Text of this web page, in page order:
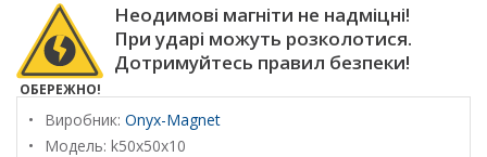
ОБЕРЕЖНО!
Неодимові магніти не надміцні!
При ударі можуть розколотися.
Дотримуйтесь правил безпеки!
Виробник: Onyx-Magnet
Модель: k50x50x10